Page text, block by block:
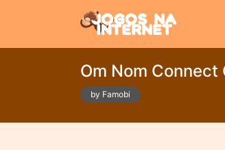
Om Nom Connect
by Famobi